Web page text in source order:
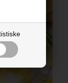
Gul 30mm x